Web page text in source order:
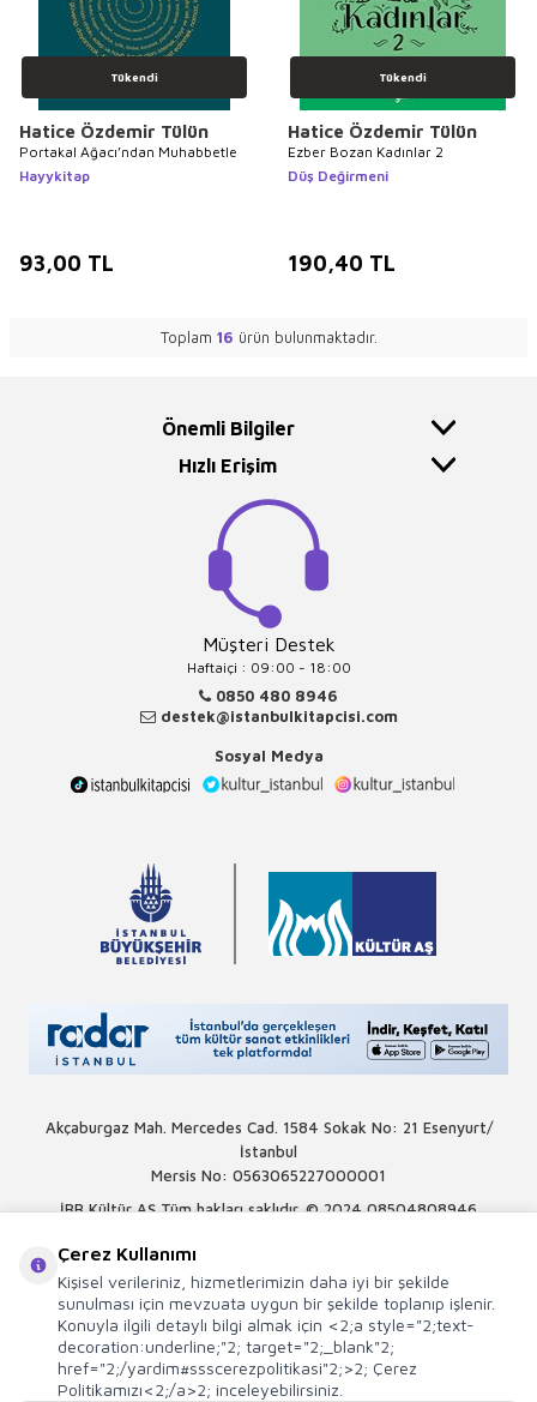
Tükendi
Hatice Özdemir Tülün
Portakal Ağacı’ndan Muhabbetle
Hayykitap
93,00 TL
Tükendi
Hatice Özdemir Tülün
Ezber Bozan Kadınlar 2
Düş Değirmeni
190,40 TL
Toplam 16 ürün bulunmaktadır.
Önemli Bilgiler
Hızlı Erişim
Müşteri Destek
Haftaiçi : 09:00 - 18:00
0850 480 8946
destek@istanbulkitapcisi.com
Sosyal Medya
Akçaburgaz Mah. Mercedes Cad. 1584 Sokak No: 21 Esenyurt/
İstanbul
Mersis No: 0563065227000001
İBB Kültür AŞ Tüm hakları saklıdır. © 2024 08504808946
Çerez Kullanımı
Kişisel verileriniz, hizmetlerimizin daha iyi bir şekilde
sunulması için mevzuata uygun bir şekilde toplanıp işlenir.
Konuyla ilgili detaylı bilgi almak için <2;a style="2;text-
decoration:underline;"2; target="2;_blank"2;
href="2;/yardim#ssscerezpolitikasi"2;>2; Çerez
Politikamızı<2;/a>2; inceleyebilirsiniz.